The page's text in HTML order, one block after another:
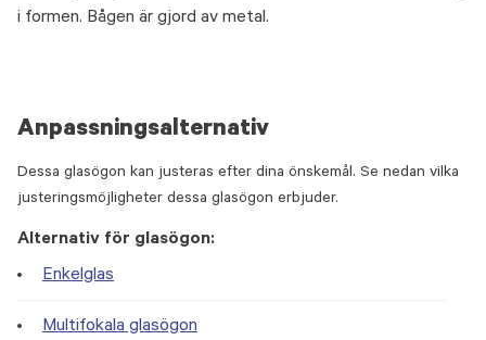
i formen. Bågen är gjord av metal.
Anpassningsalternativ
Dessa glasögon kan justeras efter dina önskemål. Se nedan vilka
justeringsmöjligheter dessa glasögon erbjuder.
Alternativ för glasögon:
Enkelglas
Multifokala glasögon